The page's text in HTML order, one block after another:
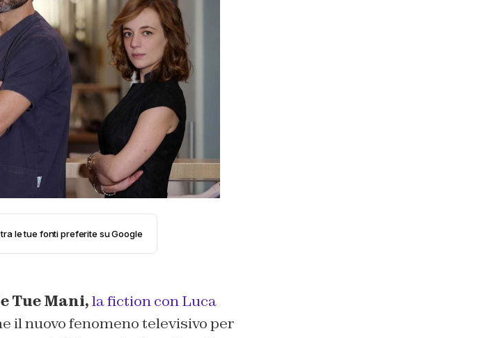
le tue fonti preferite su Google
Tue Mani,la fiction con Luca
il nuovo fenomeno televisivo per